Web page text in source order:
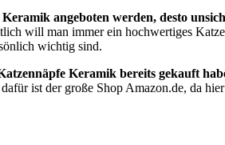
angeboten werden, desto
will man immer ein hochwertiges
wichtig sind.
Keramik bereits gekauft
ist der große Shop Amazon.de, da